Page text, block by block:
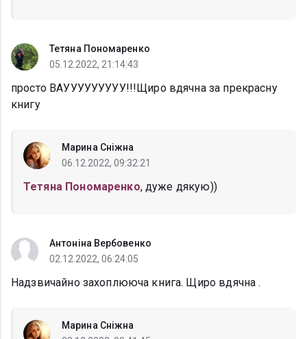
Тетяна Пономаренко
05.12.2022, 21:14:43
просто ВАУУУУУУУУУ!!!Щиро вдячна за прекрасну
книгу
Марина Сніжна
06.12.2022, 09:32:21
Тетяна Пономаренко, дуже дякую))
Антоніна Вербовенко
02.12.2022, 06:24:05
Надзвичайно захоплююча книга. Щиро вдячна .
Марина Сніжна